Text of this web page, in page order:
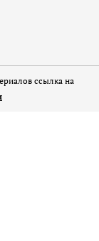
ссылка на